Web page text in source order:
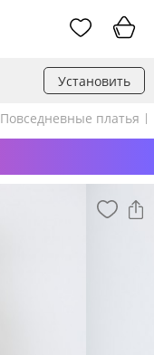
Установить
Повседневные платья